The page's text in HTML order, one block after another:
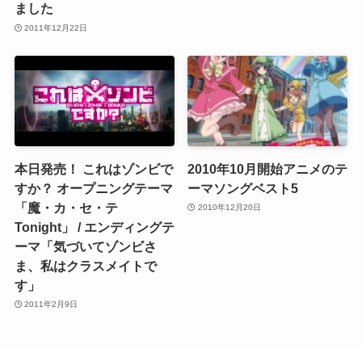
ました
2011年12月22日
本日発売！ これはゾンビで
すか？ オープニングテーマ
「魔・カ・セ・テ
Tonight」 / エンディングテ
ーマ「気づいてゾンビさ
ま、私はクラスメイトで
す」
2011年2月9日
2010年10月開始アニメのテ
ーマソングベスト5
2010年12月20日